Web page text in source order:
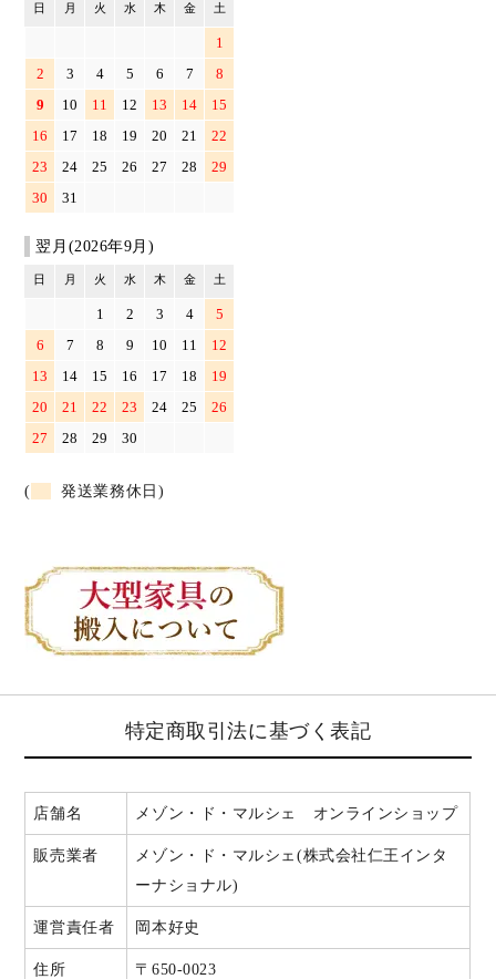
日 月 火 水 木 金 土
1
2
3 4 5 6 7
8
9
10 11 12 13 14
15
16
17 18 19 20 21
22
23
24 25 26 27 28
29
30
31
翌月(2026年9月)
日 月 火 水 木 金 土
1 2 3 4
5
6
7 8 9 10 11
12
13
14 15 16 17 18
19
20
21 22 23 24 25
26
27
28 29 30
( 発送業務休日)
特定商取引法に基づく表記
店舗名 メゾン・ド・マルシェ オンラインショップ
販売業者
メゾン・ド・マルシェ(株式会社仁王インタ
ーナショナル)
運営責任者 岡本好史
住所 〒650-0023